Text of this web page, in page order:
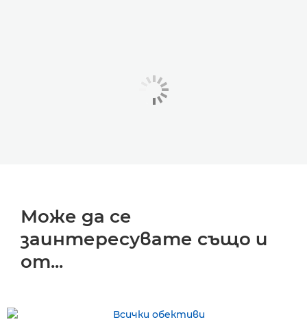
Може да се
заинтересувате също и
от...